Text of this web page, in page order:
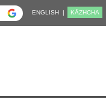
ENGLISH | KĀZHCHA